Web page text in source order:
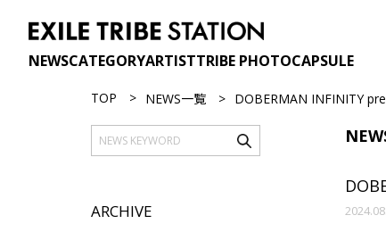
NEWSCATEGORYARTISTTRIBE PHOTOCAPSULE
TOP NEWS一覧 DOBERMAN INFINITY
ARCHIVE